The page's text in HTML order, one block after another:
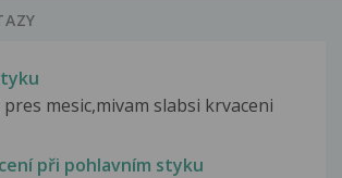
mesic,mivam slabsi krvaceni
při pohlavním styku